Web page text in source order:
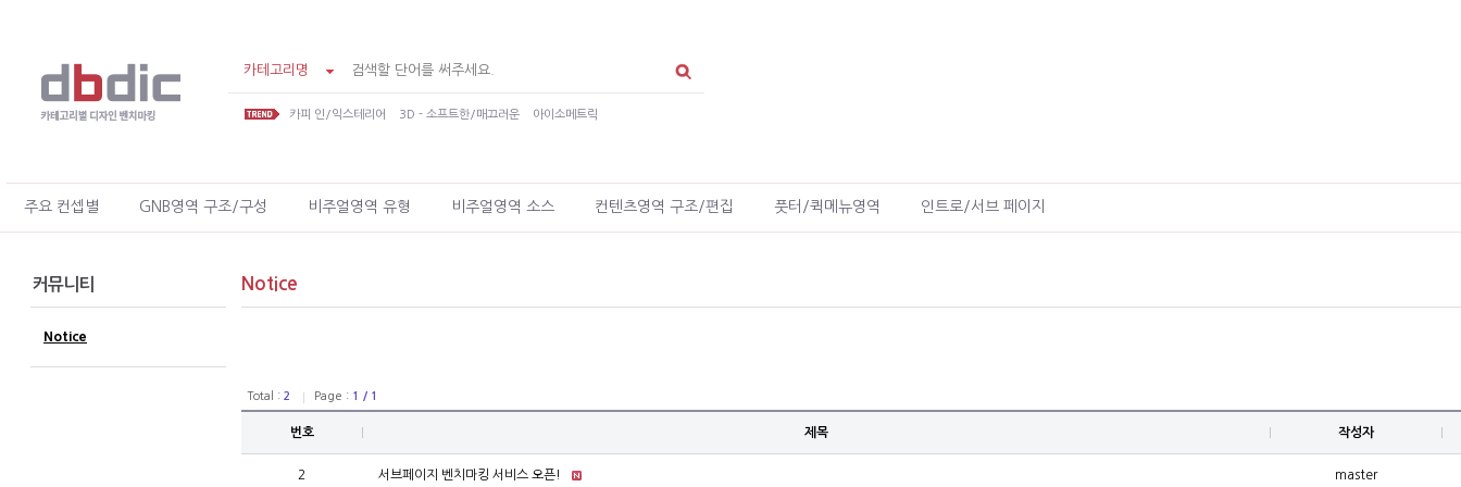
카테고리명
카피 인/익스테리어 3D - 소프트한/매끄러운 아이소메트릭
주요 컨셉별 GNB영역 구조/구성 비주얼영역 유형 비주얼영역 소스 컨텐츠영역 구조/편집 풋터/퀵메뉴영역 인트로/서브 페이지
커뮤니티
Notice
Notice
Total : 2 Page : 1 / 1
번호 제목 작성자
2 서브페이지 벤치마킹 서비스 오픈! master